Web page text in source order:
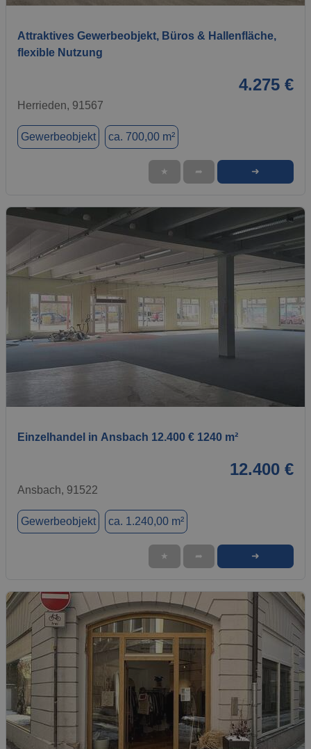
Attraktives Gewerbeobjekt, Büros & Hallenfläche,
flexible Nutzung
4.275 €
Herrieden, 91567
Gewerbeobjekt ca. 700,00 m²
★ ➦ ➜
Einzelhandel in Ansbach 12.400 € 1240 m²
12.400 €
Ansbach, 91522
Gewerbeobjekt ca. 1.240,00 m²
★ ➦ ➜